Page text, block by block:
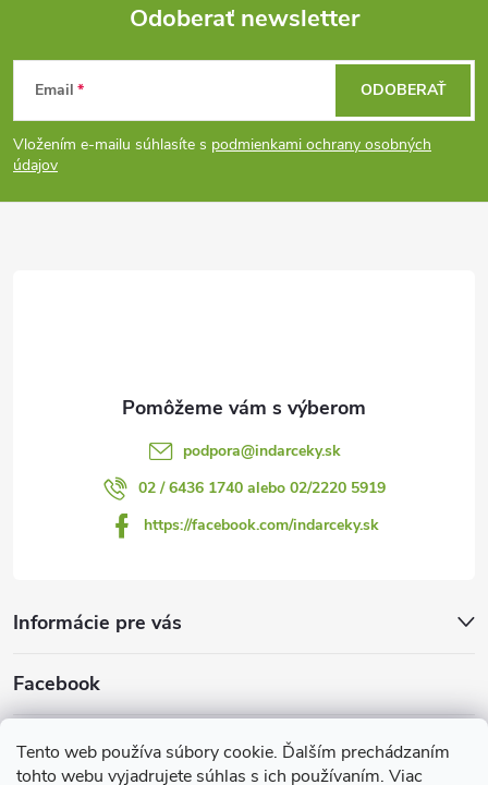
Tento web používa súbory cookie. Ďalším prechádzaním
tohto webu vyjadrujete súhlas s ich používaním. Viac
p
v
k
Z
á
p
Odoberať newsletter
Email
Vložením e-mailu súhlasíte s podmienkami ochrany osobných
údajov
ODOBERAŤ
podpora@indarceky.sk
02 / 6436 1740 alebo 02/2220 5919
https://facebook.com/indarceky.sk
Informácie pre vás
Facebook
Prijímame online platby